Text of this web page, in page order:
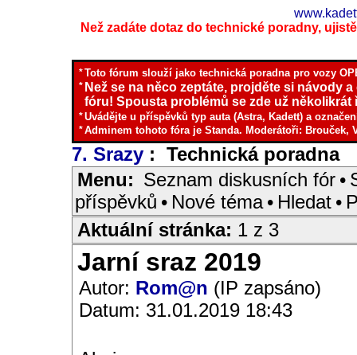
Než zadáte dotaz do technické poradny,
*Toto fórum slouží jako technická poradna pro vozy
* Než se na něco zeptáte, projděte si návody
fóru! Spousta problémů se zde už několikrát
*Uvádějte u příspěvků typ auta (Astra, Kadett) a
*Adminem tohoto fóra je Standa. Moderátoři: Brouček,
7. Srazy : Technická poradna
Menu: Seznam diskusních fór •
příspěvků • Nové téma • Hledat •
Aktuální stránka: 1 z 3
Jarní sraz 2019
Autor: Rom@n (IP zapsáno)
Datum: 31.01.2019 18:43